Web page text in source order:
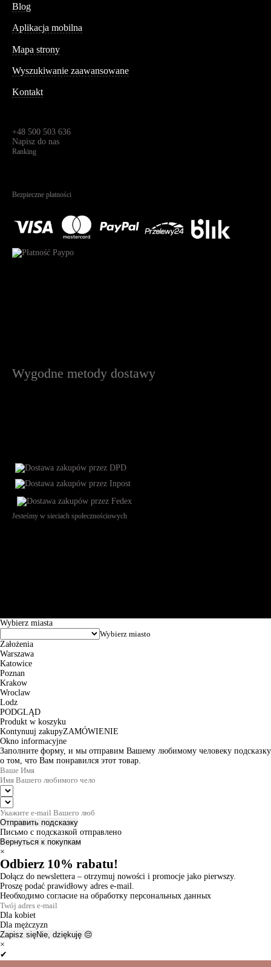
Blog
Aplikacja mobilna
Mapa strony
Wyszukiwanie zaawansowane
Kontakt
+48 500 503 636
Napisz do nas
Ranking
Bezpieczne płatności
Wygodne metody dostawy
Jesteśmy w sieciach społecznościowych
Wybierz miasta
Założenia
Warszawa
Katowice
Poznan
Krakow
Wroclaw
Lodz
PODGLĄD
Produkt w koszyku
Kontynuuj zakupyZAMÓWIENIE
Okno informacyjne
Заполните форму, и мы отправим Вашему любимому человеку подсказку
о том, что Вам понравился этот товар.
Отправить подсказку
Письмо с подсказкой отправлено
Вернуться к покупкам
×
Odbierz 10% rabatu!
Dołącz do newslettera – otrzymuj nowości i promocje jako pierwszy.
Proszę podać prawidłowy adres e-mail.
Необходимо согласие на обработку персональных данных
Dla kobiet
Dla mężczyzn
Zapisz sięNie, dziękuję 😔
×
✔